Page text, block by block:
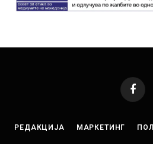
РЕДАКЦИЈА МАРКЕТИНГ